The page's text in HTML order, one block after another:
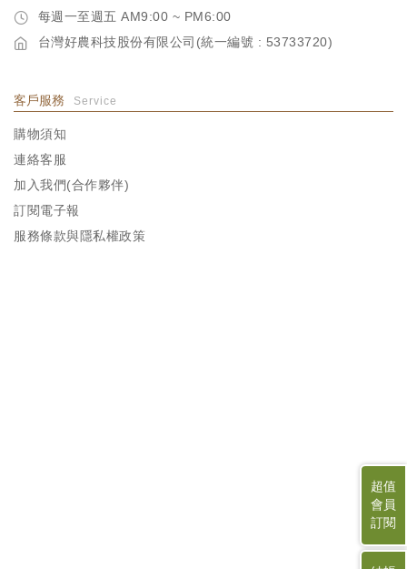
每週一至週五 AM9:00 ~ PM6:00
台灣好農科技股份有限公司(統一編號 : 53733720)
客戶服務 Service
購物須知
連絡客服
加入我們(合作夥伴)
訂閱電子報
服務條款與隱私權政策
超值
會員
訂閱